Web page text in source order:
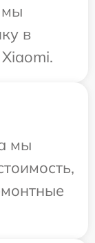
мы
в
мы